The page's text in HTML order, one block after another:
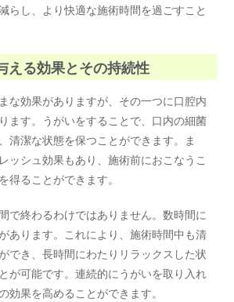
らし、より快適な施術時間を過ごすこと
える効果とその持続性
な効果がありますが、その一つに口腔内
ます。うがいをすることで、口内の細菌
清潔な状態を保つことができます。ま
ッシュ効果もあり、施術前におこなうこ
得ることができます。
で終わるわけではありません。数時間に
あります。これにより、施術時間中も清
でき、長時間にわたりリラックスした状
が可能です。連続的にうがいを取り入れ
効果を高めることができます。